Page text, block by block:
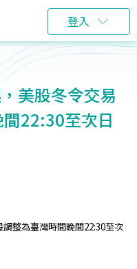
登入
美股冬令交易
22:30至次日
整為臺灣時間晚間22:30至次